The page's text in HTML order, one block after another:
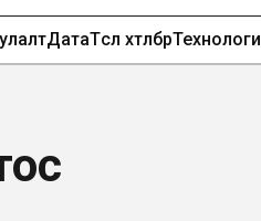
ДатаТөсөл хөтөлбөрТехнологи